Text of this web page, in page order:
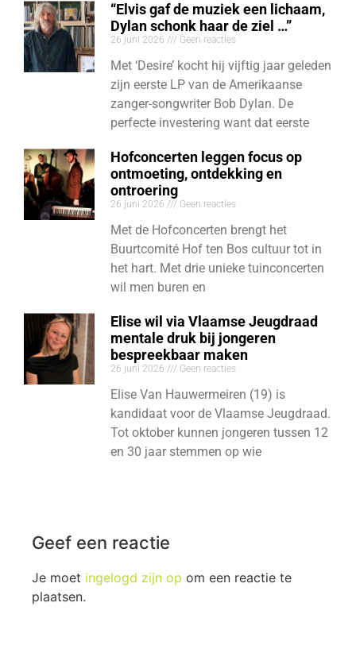
“Elvis gaf de muziek een lichaam,
Dylan schonk haar de ziel …”
26 juni 2026 Geen reacties
Met ‘Desire’ kocht hij vijftig jaar geleden
zijn eerste LP van de Amerikaanse
zanger-songwriter Bob Dylan. De
perfecte investering want dat eerste
Hofconcerten leggen focus op
ontmoeting, ontdekking en
ontroering
26 juni 2026 Geen reacties
Met de Hofconcerten brengt het
Buurtcomité Hof ten Bos cultuur tot in
het hart. Met drie unieke tuinconcerten
wil men buren en
Elise wil via Vlaamse Jeugdraad
mentale druk bij jongeren
bespreekbaar maken
26 juni 2026 Geen reacties
Elise Van Hauwermeiren (19) is
kandidaat voor de Vlaamse Jeugdraad.
Tot oktober kunnen jongeren tussen 12
en 30 jaar stemmen op wie
Geef een reactie
Je moet ingelogd zijn op om een reactie te
plaatsen.